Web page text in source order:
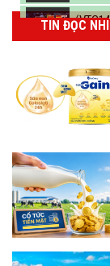
miễn
TIN ĐỌC